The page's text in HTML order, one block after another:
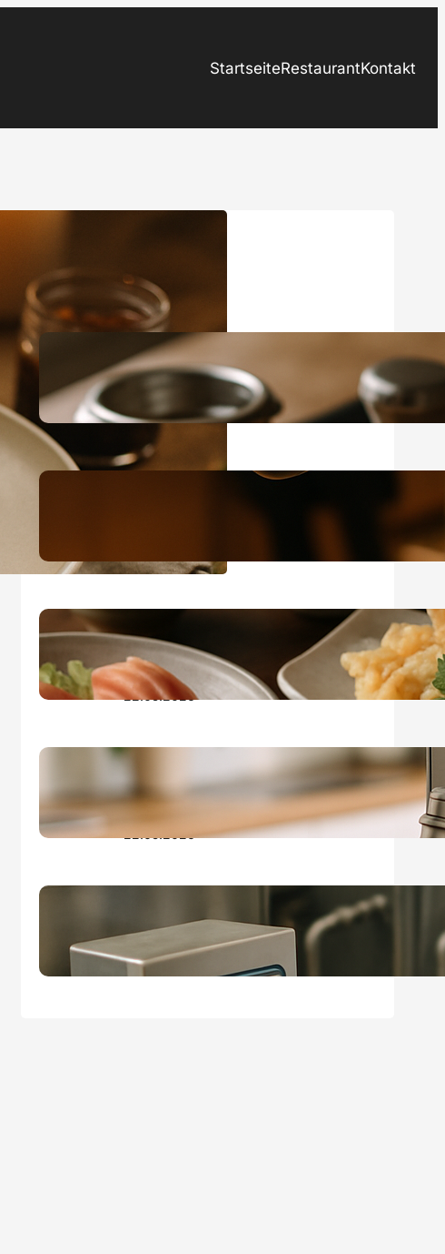
StartseiteRestaurantKontakt
Blogbeiträge
Unterscheid zwischen Espresso
und Filterkaffee – verständlich
erklärt
22.07.2026
Melitta Gastro Kaffeemaschine
für Restaurant und Kantine
Japanische Küche erleben –
traditionelle Gerichte
entdecken
22.05.2026
Wasserversorgung im Büro
nachhaltig und modern
gestalten
Pasteurisierer für Speiseeis:
Technik und Praxistipps
16.05.2026